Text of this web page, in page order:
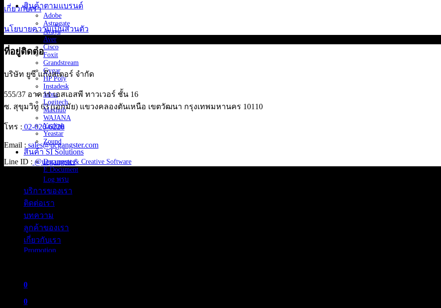
สินค้าตามแบรนด์
Adobe
Astrogate
Avaya
Aver
Cisco
Foxit
Grandstream
Gygar
HP Poly
Instadesk
Jabra
Logitech
Maxhub
WAJANA
Yealink
Yeastar
Zound
สินค้า SI Solutions
Document & Creative Software
E Document
Log พรบ
บริการของเรา
ติดต่อเรา
บทความ
ลูกค้าของเรา
เกี่ยวกับเรา
Promotion
0
0
เกี่ยวกับเรา
นโยบายความเป็นส่วนตัว
ที่อยู่ติดต่อ
บริษัท ยูซี แก๊งสเตอร์ จำกัด
555/37 อาคาร เอสเอสพี ทาวเวอร์ ชั้น 16
ซ. สุขุมวิท 63 (เอกมัย) แขวงคลองตันเหนือ เขตวัฒนา กรุงเทพมหานคร 10110
โทร : 02-026-6220
Email : sales@ucgangster.com
Line ID : @ucgangster